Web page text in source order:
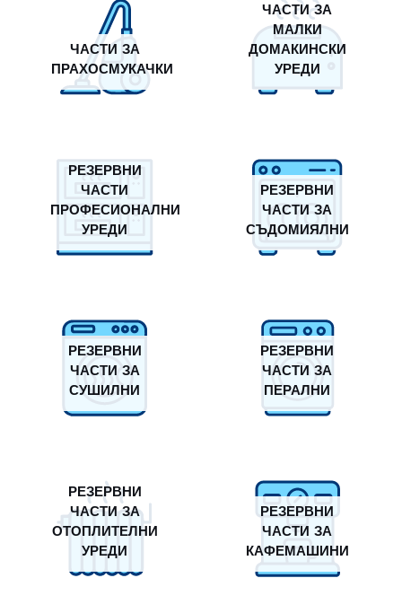
ЧАСТИ ЗА
ПРАХОСМУКАЧКИ
ЧАСТИ ЗА
МАЛКИ
ДОМАКИНСКИ
УРЕДИ
РЕЗЕРВНИ
ЧАСТИ
ПРОФЕСИОНАЛНИ
УРЕДИ
РЕЗЕРВНИ
ЧАСТИ ЗА
СЪДОМИЯЛНИ
РЕЗЕРВНИ
ЧАСТИ ЗА
СУШИЛНИ
РЕЗЕРВНИ
ЧАСТИ ЗА
ПЕРАЛНИ
РЕЗЕРВНИ
ЧАСТИ ЗА
ОТОПЛИТЕЛНИ
УРЕДИ
РЕЗЕРВНИ
ЧАСТИ ЗА
КАФЕМАШИНИ